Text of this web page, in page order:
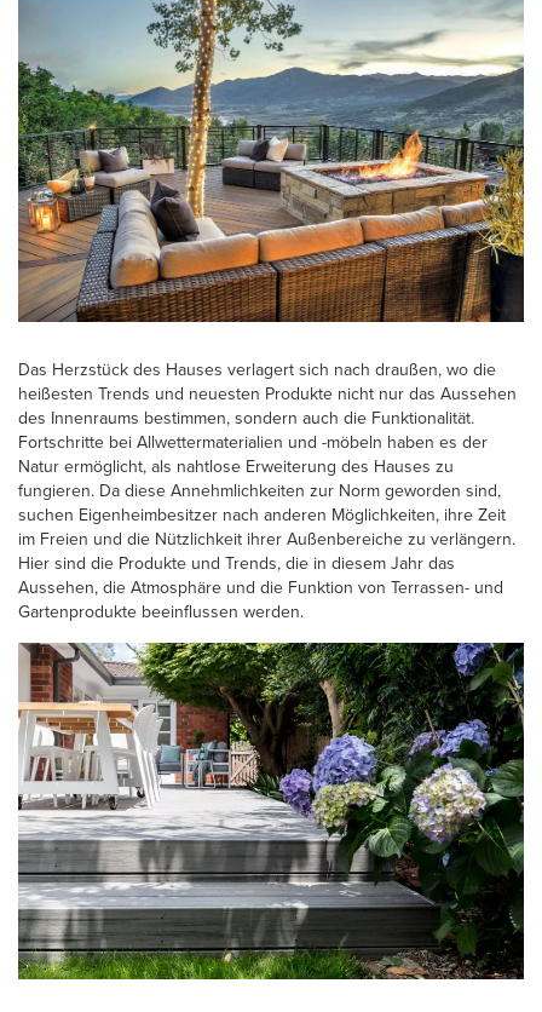
Das Herzstück des Hauses verlagert sich nach draußen, wo die
heißesten Trends und neuesten Produkte nicht nur das Aussehen
des Innenraums bestimmen, sondern auch die Funktionalität.
Fortschritte bei Allwettermaterialien und -möbeln haben es der
Natur ermöglicht, als nahtlose Erweiterung des Hauses zu
fungieren. Da diese Annehmlichkeiten zur Norm geworden sind,
suchen Eigenheimbesitzer nach anderen Möglichkeiten, ihre Zeit
im Freien und die Nützlichkeit ihrer Außenbereiche zu verlängern.
Hier sind die Produkte und Trends, die in diesem Jahr das
Aussehen, die Atmosphäre und die Funktion von Terrassen- und
Gartenprodukte beeinflussen werden.